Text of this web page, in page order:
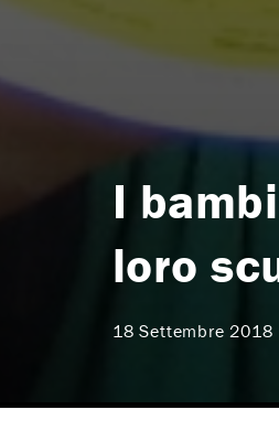
I
loro
18 Settembre 2018